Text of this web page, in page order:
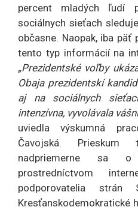
percent mladých ľudí
sociálnych sieťach
občasne. Naopak, iba
tento typ informácií na
„Prezidentské voľby
Obaja prezidentskí
aj na sociálnych
intenzívna, vyvolávala
uviedla výskumná
Čavojská.
nadpriemerne sa o
prostredníctvom
podporovatelia strán
Kresťanskodemokratické